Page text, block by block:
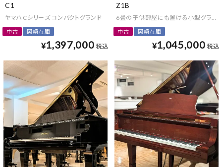
C1
ヤマハCシリーズ コンパクトグランド
中古 岡崎在庫
¥1,397,000 税込
Z1B
6畳の子供部屋にも置ける小型グラン
中古 岡崎在庫
¥1,045,000 税込